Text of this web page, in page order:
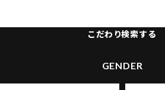
こだわり検索する
GENDER